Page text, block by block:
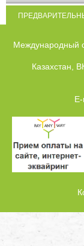
Международный
Казахстан,